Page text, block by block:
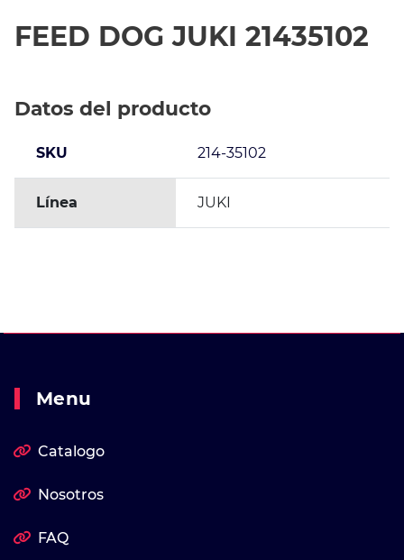
FEED DOG JUKI 21435102
Datos del producto
SKU 214-35102
Línea JUKI
Menu
Catalogo
Nosotros
FAQ